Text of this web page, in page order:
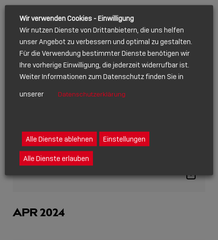
24.05.2024
CTV ALSO
Show
APR 2024
Wir verwenden Cookies - Einwilligung
Wir nutzen Dienste von Drittanbietern, die uns helfen
unser Angebot zu verbessern und optimal zu gestalten.
Für die Verwendung bestimmter Dienste benötigen wir
Ihre vorherige Einwilligung, die jederzeit widerrufbar ist.
Weiter Informationen zum Datenschutz finden Sie in
unserer
Datenschutzerklärung
Alle Dienste ablehnen Einstellungen
Alle Dienste erlauben